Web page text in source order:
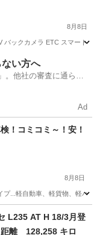
8月8日
ックカメラ ETC スマート
ない方へ
。他社の審査に通らな
Ad
！コミコミ～！安！
8月8日
プ...軽自動車、軽貨物、軽
イゼットカーゴ
18/3月登